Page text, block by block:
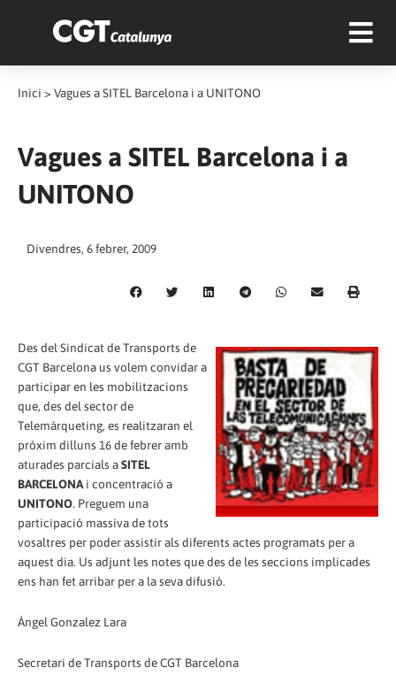
Inici > Vagues a SITEL Barcelona i a UNITONO
Vagues a SITEL Barcelona i a
UNITONO
Divendres, 6 febrer, 2009
Des del Sindicat de Transports de
CGT Barcelona us volem convidar a
participar en les mobilitzacions
que, des del sector de
Telemàrqueting, es realitzaran el
pròxim dilluns 16 de febrer amb
aturades parcials aSITEL
BARCELONA i concentració a
UNITONO. Preguem una
participació massiva de tots
vosaltres per poder assistir als diferents actes programats per a
aquest dia. Us adjunt les notes que des de les seccions implicades
ens han fet arribar per a la seva difusió.
Àngel Gonzalez Lara
Secretari de Transports de CGT Barcelona